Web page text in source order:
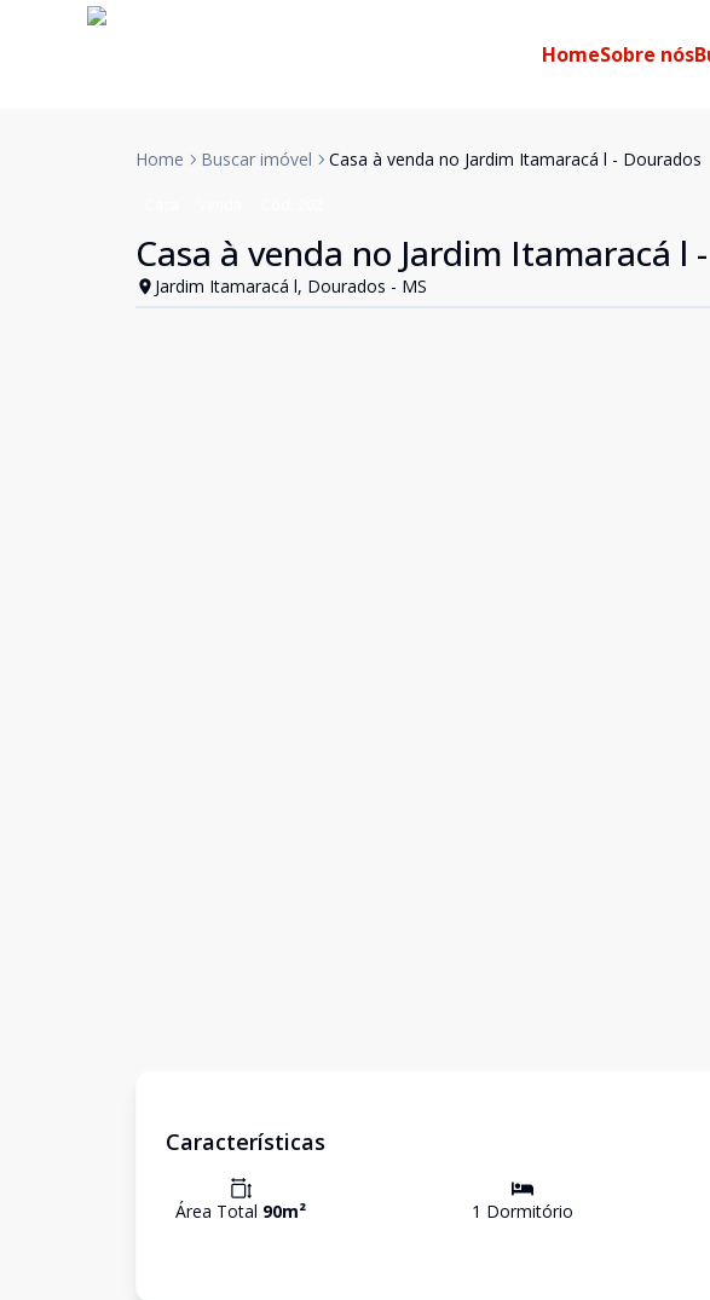
HomeSobre nós
Home Buscar imóvel Casa à venda no Jardim Itamaracá l - Dourados
Casa à venda no Jardim Itamaracá l
Jardim Itamaracá l, Dourados - MS
Características
Área Total 90m² 1 Dormitório